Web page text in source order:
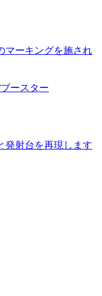
マーキングを施され
ースター
発射台を再現します